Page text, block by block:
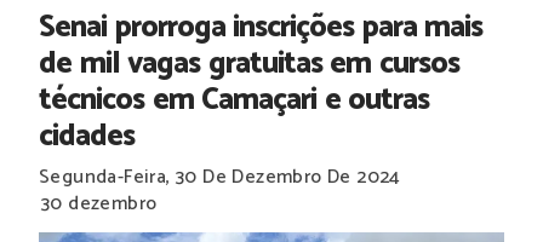
Senai prorroga inscrições para mais
de mil vagas gratuitas em cursos
técnicos em Camaçari e outras
cidades
Segunda-Feira, 30 De Dezembro De 2024
30 dezembro